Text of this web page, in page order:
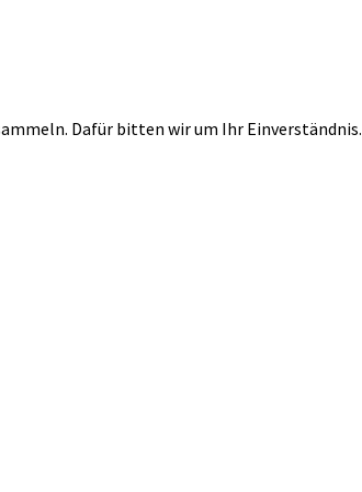
Dafür bitten wir um Ihr Einverständnis.